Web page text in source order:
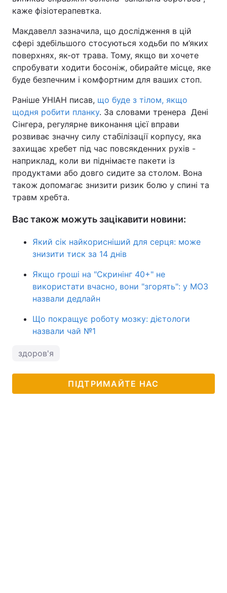
каже фізіотерапевтка.
Макдавелл зазначила, що дослідження в цій
сфері здебільшого стосуються ходьби по м’яких
поверхнях, як-от трава. Тому, якщо ви хочете
спробувати ходити босоніж, обирайте місце, яке
буде безпечним і комфортним для ваших стоп.
Раніше УНІАН писав, що буде з тілом, якщо
щодня робити планку. За словами тренера Дені
Сінгера, регулярне виконання цієї вправи
розвиває значну силу стабілізації корпусу, яка
захищає хребет під час повсякденних рухів -
наприклад, коли ви піднімаєте пакети із
продуктами або довго сидите за столом. Вона
також допомагає знизити ризик болю у спині та
травм хребта.
Вас також можуть зацікавити новини:
Який сік найкорисніший для серця: може
знизити тиск за 14 днів
Якщо гроші на "Скринінг 40+" не
використати вчасно, вони "згорять": у МОЗ
назвали дедлайн
Що покращує роботу мозку: дієтологи
назвали чай №1
здоров'я
ПІДТРИМАЙТЕ НАС